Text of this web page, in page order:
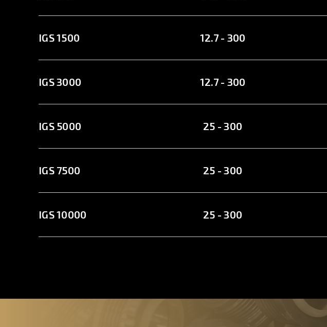
IGS 1500 12.7 - 300
IGS 3000 12.7 - 300
IGS 5000 25 - 300
IGS 7500 25 - 300
IGS 10000 25 - 300